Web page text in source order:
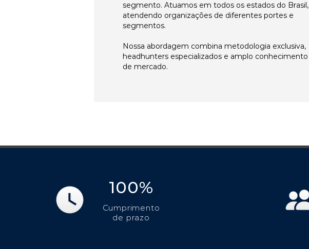
segmento. Atuamos em todos os estados do Brasil,
atendendo organizações de diferentes portes e
segmentos.
Nossa abordagem combina metodologia exclusiva,
headhunters especializados e amplo conhecimento
de mercado.
100%
Cumprimento
de prazo